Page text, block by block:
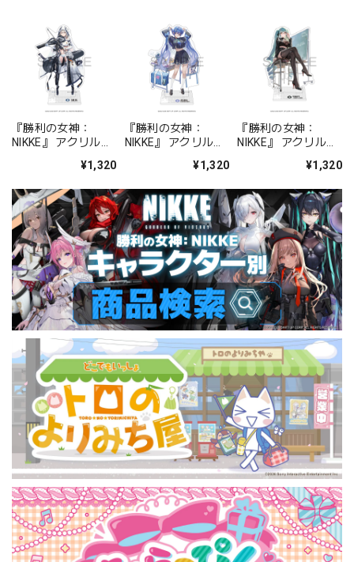
『勝利の女神：
NIKKE』 アクリルス
¥1,320
『勝利の女神：
NIKKE』 アクリルス
ォーチュンメイト
¥1,320
『勝利の女神：
NIKKE』 アクリルス
シャープレッスン
¥1,320